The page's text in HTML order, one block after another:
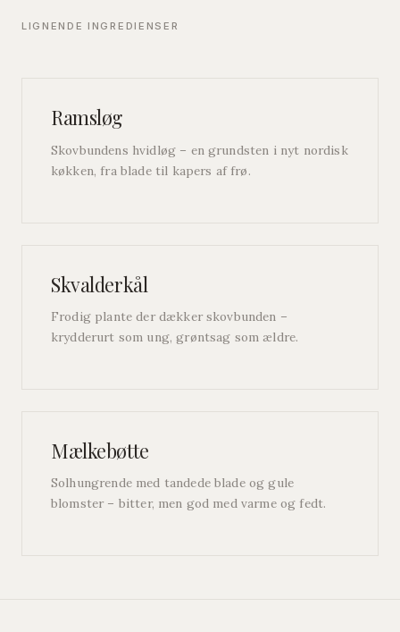
LIGNENDE INGREDIENSER
Ramsløg
Skovbundens hvidløg – en grundsten i nyt nordisk
køkken, fra blade til kapers af frø.
Skvalderkål
Frodig plante der dækker skovbunden –
krydderurt som ung, grøntsag som ældre.
Mælkebøtte
Solhungrende med tandede blade og gule
blomster – bitter, men god med varme og fedt.